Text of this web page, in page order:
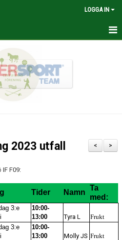
LOGGA IN
>
<
2023 utfall
IF F09:
Tider Namn
Ta
med:
3:e
10:00-
13:00
Tyra L Frukt
3:e
10:00-
13:00
Molly JS Frukt